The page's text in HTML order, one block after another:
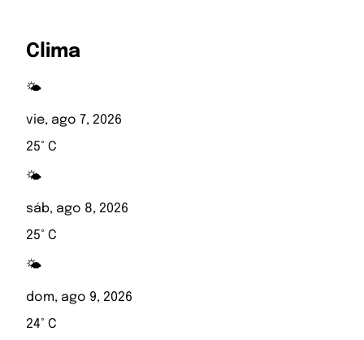
Clima
🌤️
vie, ago 7, 2026
25° C
🌤️
sáb, ago 8, 2026
25° C
🌤️
dom, ago 9, 2026
24° C